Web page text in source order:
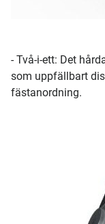
- Två-i-ett: Det
som uppfällbart
fästanordning.